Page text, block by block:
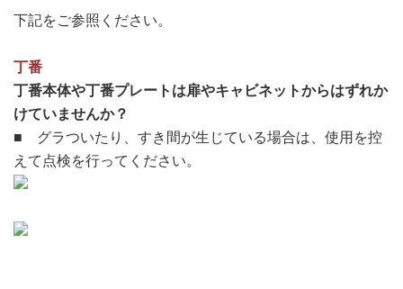
下記をご参照ください。
丁番
丁番本体や丁番プレートは扉やキャビネットからはずれか
けていませんか？
■ グラついたり、すき間が生じている場合は、使用を控
えて点検を行ってください。